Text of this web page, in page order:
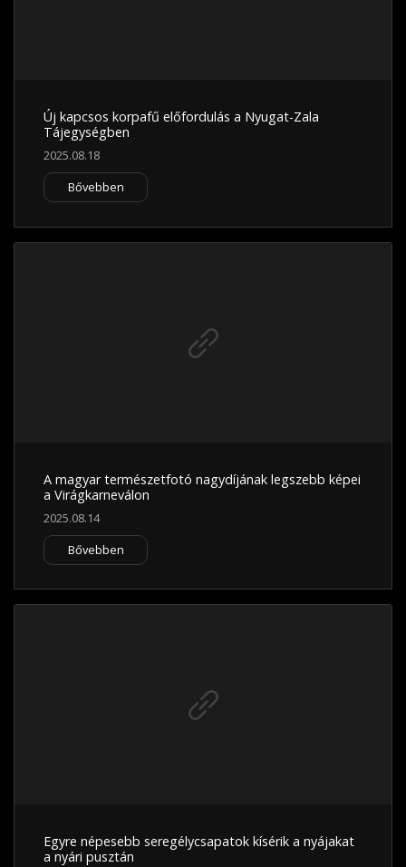
Új kapcsos korpafű előfordulás a Nyugat-Zala
Tájegységben
2025.08.18
Bővebben
A magyar természetfotó nagydíjának legszebb képei
a Virágkarneválon
2025.08.14
Bővebben
Egyre népesebb seregélycsapatok kísérik a nyájakat
a nyári pusztán